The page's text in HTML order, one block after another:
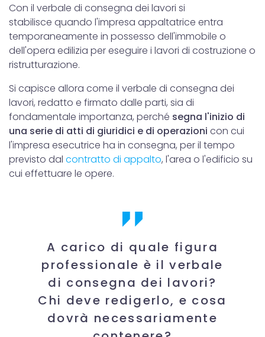
Con il verbale di consegna dei lavori si
stabilisce quando l'impresa appaltatrice entra
temporaneamente in possesso dell'immobile o
dell'opera edilizia per eseguire i lavori di costruzione o
ristrutturazione.
Si capisce allora come il verbale di consegna dei
lavori, redatto e firmato dalle parti, sia di
fondamentale importanza, perché segna l'inizio di
una serie di atti di giuridici e di operazioni con cui
l'impresa esecutrice ha in consegna, per il tempo
previsto dal contratto di appalto, l'area o l'edificio su
cui effettuare le opere.
A carico di quale figura
professionale è il verbale
di consegna dei lavori?
Chi deve redigerlo, e cosa
dovrà necessariamente